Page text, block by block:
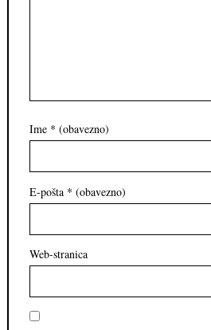
Ime * (obavezno)
E-pošta * (obavezno)
Web-stranica